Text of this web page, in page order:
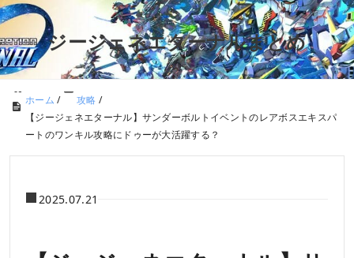
ジージェネエターナルまとめ
ホーム / 攻略 /
【ジージェネエターナル】サンダーボルトイベントのレアボスエキスパ
ートのワンキル攻略にドゥーが大活躍する？
2025.07.21